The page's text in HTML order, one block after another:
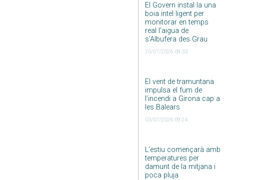
El Govern instal·la una
boia intel·ligent per
monitorar en temps
real l’aigua de
s’Albufera des Grau
20/07/2026 09:33
El vent de tramuntana
impulsa el fum de
l’incendi a Girona cap a
les Balears
03/07/2026 09:24
L’estiu començarà amb
temperatures per
damunt de la mitjana i
poca pluja